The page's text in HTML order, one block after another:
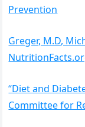
Prevention
Greger, M.D,
“Diet and
Committee for